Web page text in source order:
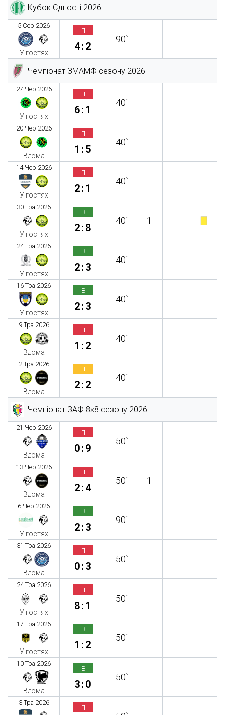
Кубок Єдності 2026
5 Сер 2026
У гостях
п
4:2
90`
Чемпіонат ЗМАМФ сезону 2026
27 Чер 2026
У гостях
п
6:1
40`
20 Чер 2026
Вдома
п
1:5
40`
14 Чер 2026
У гостях
п
2:1
40`
30 Тра 2026
У гостях
в
2:8
40` 1
24 Тра 2026
У гостях
в
2:3
40`
16 Тра 2026
У гостях
в
2:3
40`
9 Тра 2026
Вдома
п
1:2
40`
2 Тра 2026
Вдома
н
2:2
40`
Чемпіонат ЗАФ 8×8 сезону 2026
21 Чер 2026
Вдома
п
0:9
50`
13 Чер 2026
Вдома
п
2:4
50` 1
6 Чер 2026
У гостях
в
2:3
90`
31 Тра 2026
Вдома
п
0:3
50`
24 Тра 2026
У гостях
п
8:1
50`
17 Тра 2026
У гостях
в
1:2
50`
10 Тра 2026
Вдома
в
3:0
50`
3 Тра 2026 п